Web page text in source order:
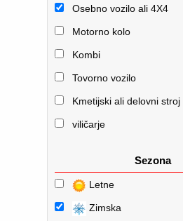
Osebno vozilo ali 4X4
Motorno kolo
Kombi
Tovorno vozilo
Kmetijski ali delovni stroj
viličarje
Sezona
Letne
Zimska